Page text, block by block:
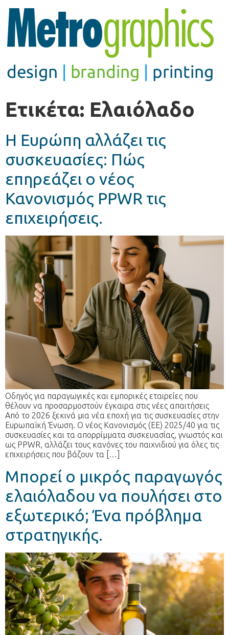
Ετικέτα: Ελαιόλαδο
Η Ευρώπη αλλάζει τις
συσκευασίες: Πώς
επηρεάζει ο νέος
Κανονισμός PPWR τις
επιχειρήσεις.
Οδηγός για παραγωγικές και εμπορικές εταιρείες που
θέλουν να προσαρμοστούν έγκαιρα στις νέες απαιτήσεις
Από το 2026 ξεκινά μια νέα εποχή για τις συσκευασίες στην
Ευρωπαϊκή Ένωση. Ο νέος Κανονισμός (ΕΕ) 2025/40 για τις
συσκευασίες και τα απορρίμματα συσκευασίας, γνωστός και
ως PPWR, αλλάζει τους κανόνες του παιχνιδιού για όλες τις
επιχειρήσεις που βάζουν τα […]
Μπορεί ο μικρός παραγωγός
ελαιόλαδου να πουλήσει στο
εξωτερικό; Ένα πρόβλημα
στρατηγικής.